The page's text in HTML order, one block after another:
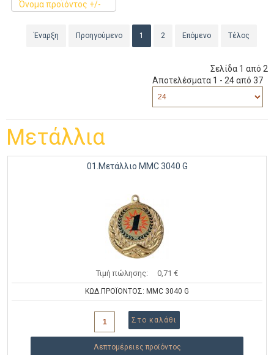
Όνομα προϊόντος +/-
Έναρξη Προηγούμενο 1 2 Επόμενο Τέλος
Σελίδα 1 από 2
Αποτελέσματα 1 - 24 από 37
Μετάλλια
01.Μετάλλιο MMC 3040 G
Τιμή πώλησης: 0,71 €
ΚΩΔ.ΠΡΟΪΟΝΤΟΣ: MMC 3040 G
Λεπτομέρειες προϊόντος